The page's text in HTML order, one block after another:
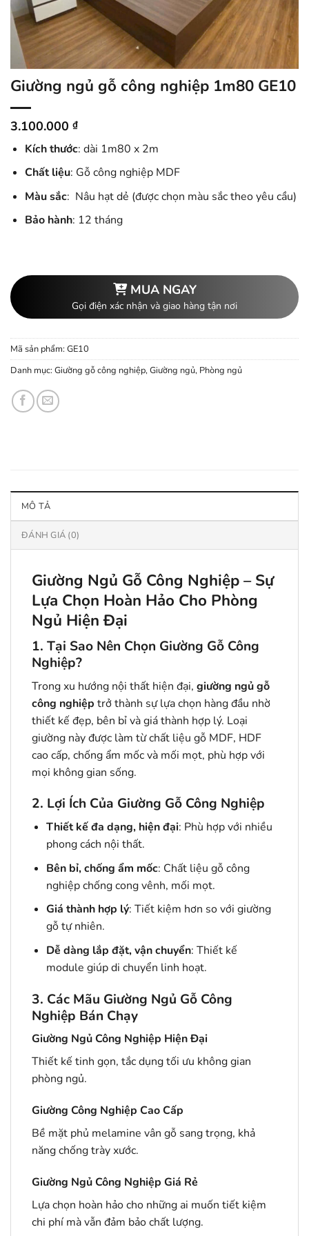
Giường ngủ gỗ công nghiệp 1m80 GE10
3.100.000 ₫
Kích thước: dài 1m80 x 2m
Chất liệu: Gỗ công nghiệp MDF
Màu sắc: Nâu hạt dẻ (được chọn màu sắc theo yêu cầu)
Bảo hành: 12 tháng
MUA NGAY
Gọi điện xác nhận và giao hàng tận nơi
Mã sản phẩm: GE10
Danh mục: Giường gỗ công nghiệp,Giường ngủ, Phòng ngủ
MÔ TẢ
ĐÁNH GIÁ (0)
Giường Ngủ Gỗ Công Nghiệp – Sự
Lựa Chọn Hoàn Hảo Cho Phòng
Ngủ Hiện Đại
1. Tại Sao Nên Chọn Giường Gỗ Công
Nghiệp?
Trong xu hướng nội thất hiện đại, giường ngủ gỗ
công nghiệp trở thành sự lựa chọn hàng đầu nhờ
thiết kế đẹp, bên bỉ và giá thành hợp lý. Loại
giường này được làm từ chất liệu gỗ MDF, HDF
cao cấp, chống ẩm mốc và mối mọt, phù hợp với
mọi không gian sống.
2. Lợi Ích Của Giường Gỗ Công Nghiệp
Thiết kế đa dạng, hiện đại: Phù hợp với nhiều
phong cách nội thất.
Bên bỉ, chống ẩm mốc: Chất liệu gỗ công
nghiệp chống cong vênh, mối mọt.
Giá thành hợp lý: Tiết kiệm hơn so với giường
gỗ tự nhiên.
Dễ dàng lắp đặt, vận chuyển: Thiết kế
module giúp di chuyển linh hoạt.
3. Các Mãu Giường Ngủ Gỗ Công
Nghiệp Bán Chạy
Giường Ngủ Công Nghiệp Hiện Đại
Thiết kế tinh gọn, tắc dụng tối ưu không gian
phòng ngủ.
Giường Công Nghiệp Cao Cấp
Bề mặt phủ melamine vân gỗ sang trọng, khả
năng chống trày xước.
Giường Ngủ Công Nghiệp Giá Rẻ
Lựa chọn hoàn hảo cho những ai muốn tiết kiệm
chi phí mà vẫn đảm bảo chất lượng.